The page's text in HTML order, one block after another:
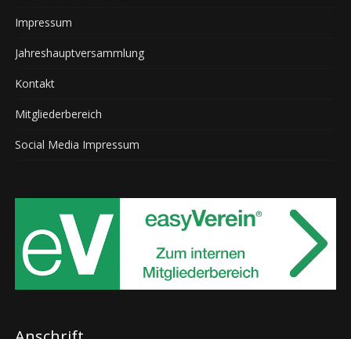
Impressum
Jahreshauptversammlung
Kontakt
Mitgliederbereich
Social Media Impressum